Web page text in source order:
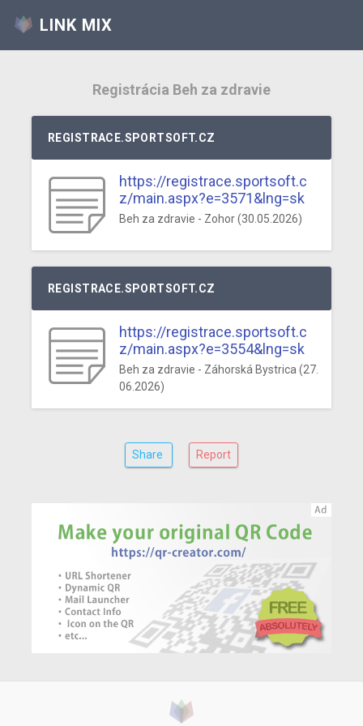
LINK MIX
Registrácia Beh za zdravie
REGISTRACE.SPORTSOFT.CZ
https://registrace.sportsoft.c
z/main.aspx?e=3571&lng=sk
Beh za zdravie - Zohor (30.05.2026)
REGISTRACE.SPORTSOFT.CZ
https://registrace.sportsoft.c
z/main.aspx?e=3554&lng=sk
Beh za zdravie - Záhorská Bystrica (27.
06.2026)
Share Report